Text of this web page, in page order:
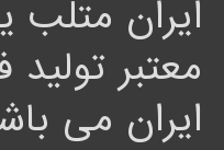
ایران متلب
معتبر
ایران می